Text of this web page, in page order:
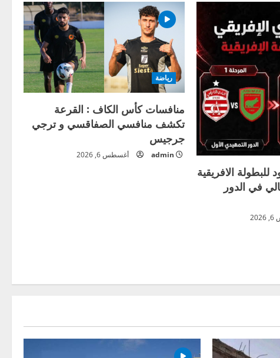
للبطولة الافريقية
في الدور
رياضة
منافسات كأس الكاف : القرعة
تكشف منافسي الصفاقسي و ترجي
جرجيس
admin أغسطس 6, 2026